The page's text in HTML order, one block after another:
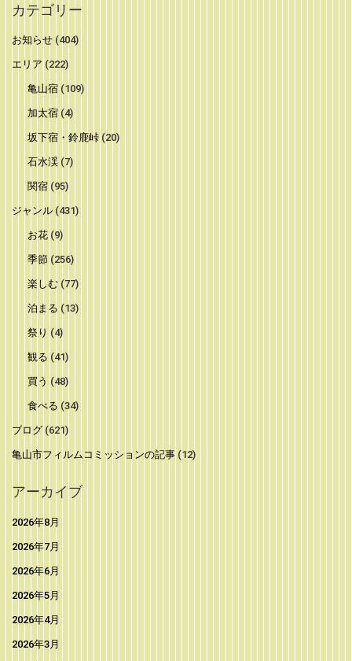
カテゴリー
お知らせ (404)
エリア (222)
亀山宿(109)
加太宿(4)
坂下宿・鈴鹿峠(20)
石水渓(7)
関宿(95)
ジャンル (431)
お花(9)
季節 (256)
楽しむ (77)
泊まる (13)
祭り (4)
観る (41)
買う (48)
食べる (34)
ブログ (621)
亀山市フィルムコミッションの記事 (12)
アーカイブ
2026年8月
2026年7月
2026年6月
2026年5月
2026年4月
2026年3月